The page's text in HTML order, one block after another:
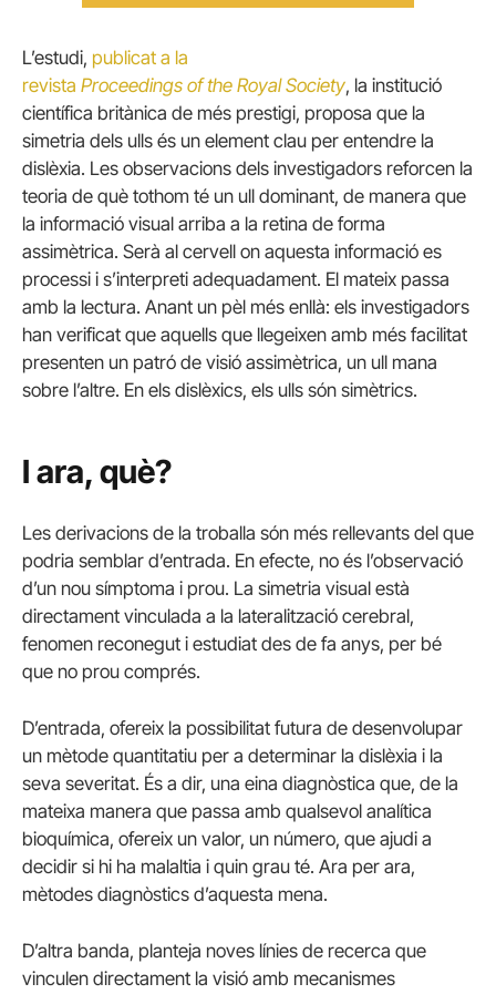
L’estudi, publicat a la
revista Proceedings of the Royal Society, la institució
científica britànica de més prestigi, proposa que la
simetria dels ulls és un element clau per entendre la
dislèxia. Les observacions dels investigadors reforcen la
teoria de què tothom té un ull dominant, de manera que
la informació visual arriba a la retina de forma
assimètrica. Serà al cervell on aquesta informació es
processi i s’interpreti adequadament. El mateix passa
amb la lectura. Anant un pèl més enllà: els investigadors
han verificat que aquells que llegeixen amb més facilitat
presenten un patró de visió assimètrica, un ull mana
sobre l’altre. En els dislèxics, els ulls són simètrics.
I ara, què?
Les derivacions de la troballa són més rellevants del que
podria semblar d’entrada. En efecte, no és l’observació
d’un nou símptoma i prou. La simetria visual està
directament vinculada a la lateralització cerebral,
fenomen reconegut i estudiat des de fa anys, per bé
que no prou comprés.
D’entrada, ofereix la possibilitat futura de desenvolupar
un mètode quantitatiu per a determinar la dislèxia i la
seva severitat. És a dir, una eina diagnòstica que, de la
mateixa manera que passa amb qualsevol analítica
bioquímica, ofereix un valor, un número, que ajudi a
decidir si hi ha malaltia i quin grau té. Ara per ara,
mètodes diagnòstics d’aquesta mena.
D’altra banda, planteja noves línies de recerca que
vinculen directament la visió amb mecanismes